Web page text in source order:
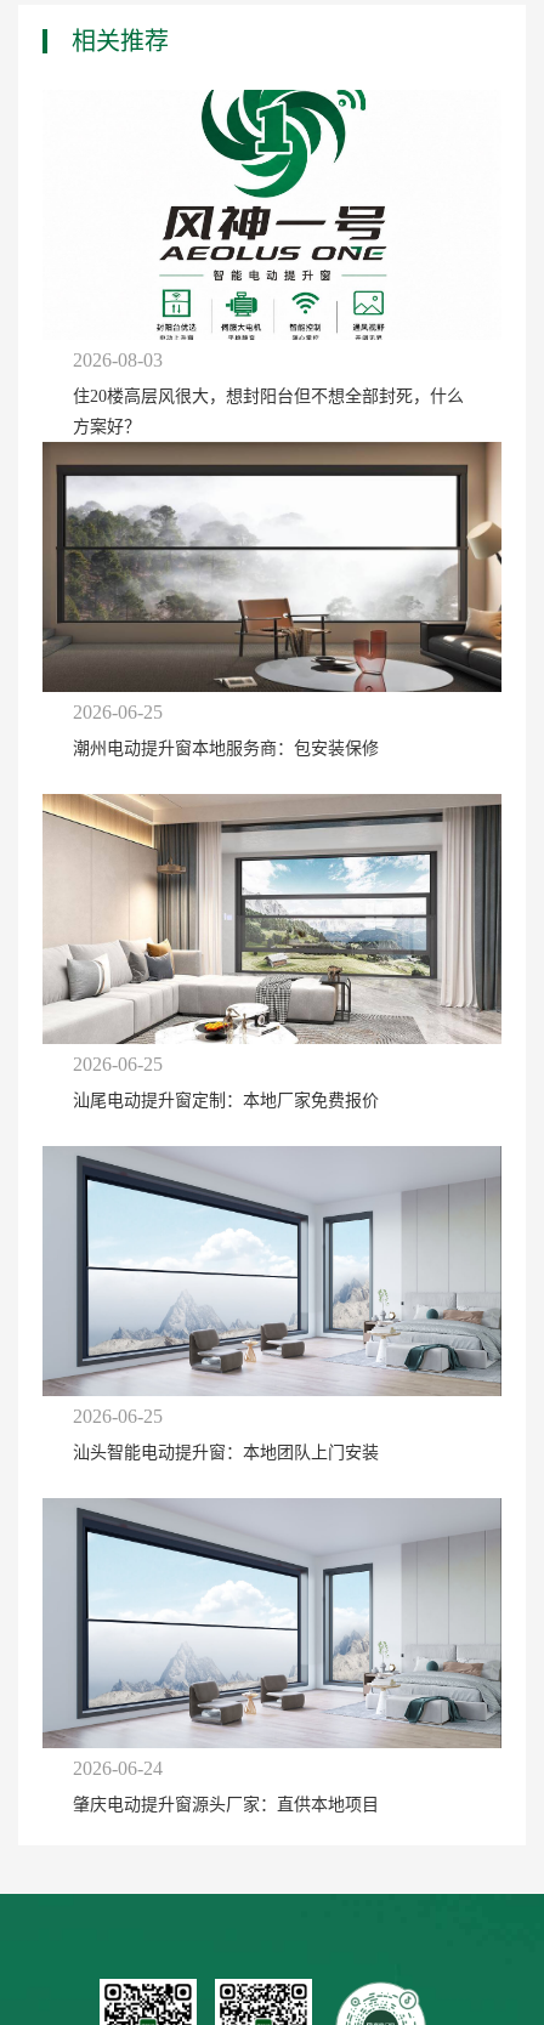
相关推荐
2026-08-03
住20楼高层风很大，想封阳台但不想全部封死，什么
方案好？
2026-06-25
潮州电动提升窗本地服务商：包安装保修
2026-06-25
汕尾电动提升窗定制：本地厂家免费报价
2026-06-25
汕头智能电动提升窗：本地团队上门安装
2026-06-24
肇庆电动提升窗源头厂家：直供本地项目